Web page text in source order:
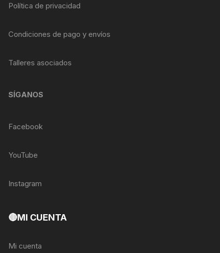
Política de privacidad
Condiciones de pago y envíos
Talleres asociados
SÍGANOS
Facebook
YouTube
Instagram
🔴MI CUENTA
Mi cuenta